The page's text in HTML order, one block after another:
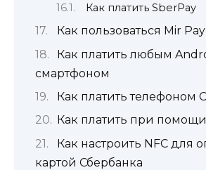
Как платить SberPay
Как пользоваться Mir Pay
Как платить любым
смартфоном
Как платить телефоном
Как платить при
Как настроить NFC для
картой Сбербанка